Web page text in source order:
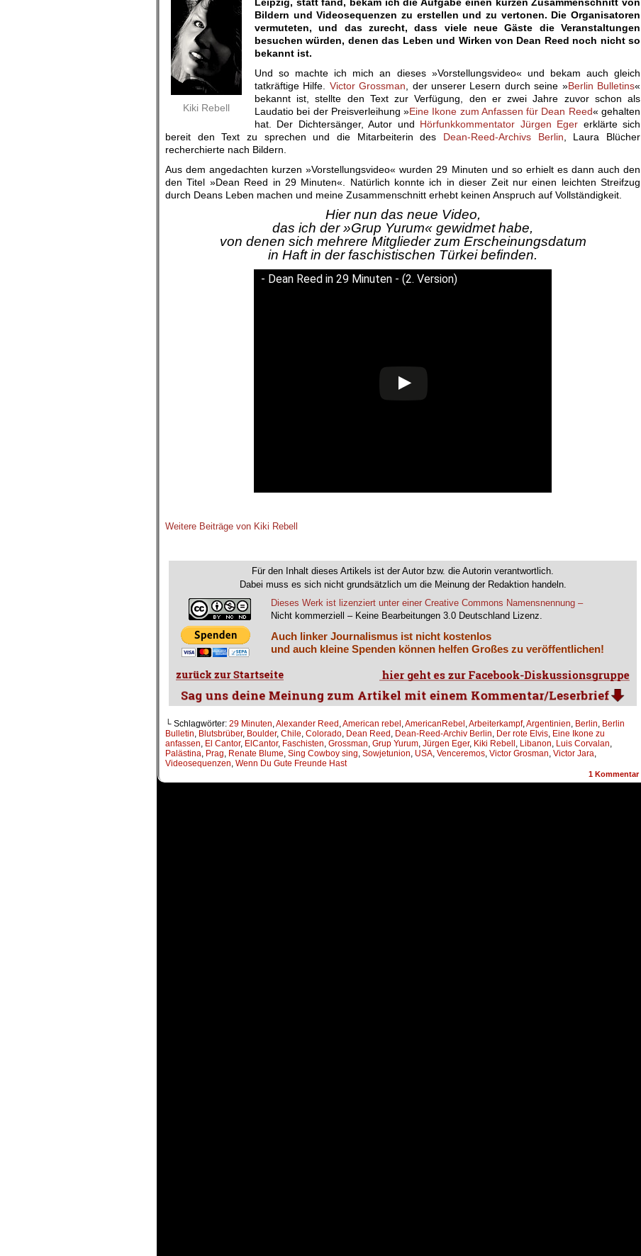
Kiki Rebell
Bildern und Videosequenzen zu erstellen und zu vertonen. Die Organisatoren
vermuteten, und das zurecht, dass viele neue Gäste die Veranstaltungen
besuchen würden, denen das Leben und Wirken von Dean Reed noch nicht so
bekannt ist.
Und so machte ich mich an dieses »Vorstellungsvideo« und bekam auch gleich
tatkräftige Hilfe. Victor Grossman , der unserer Lesern durch seine »Berlin Bulletins«
bekannt ist, stellte den Text zur Verfügung, den er zwei Jahre zuvor schon als
Laudatio bei der Preisverleihung »Eine Ikone zum Anfassen für Dean Reed« gehalten
hat. Der Dichtersänger, Autor und Hörfunkkommentator Jürgen Eger erklärte sich
bereit den Text zu sprechen und die Mitarbeiterin des Dean-Reed-Archivs Berlin , Laura Blücher
recherchierte nach Bildern.
Aus dem angedachten kurzen »Vorstellungsvideo« wurden 29 Minuten und so erhielt es dann auch den
den Titel »Dean Reed in 29 Minuten«. Natürlich konnte ich in dieser Zeit nur einen leichten Streifzug
durch Deans Leben machen und meine Zusammenschnitt erhebt keinen Anspruch auf Vollständigkeit.
Hier nun das neue Video,
das ich der »Grup Yurum« gewidmet habe,
von denen sich mehrere Mitglieder zum Erscheinungsdatum
in Haft in der faschistischen Türkei befinden.
- Dean Reed in 29 Minuten - (2. Version)
Weitere Beiträge von Kiki Rebell
Für den Inhalt dieses Artikels ist der Autor bzw. die Autorin verantwortlich.
Dabei muss es sich nicht grundsätzlich um die Meinung der Redaktion handeln.
Dieses Werk ist lizenziert unter einer Creative Commons Namensnennung –
Nicht kommerziell – Keine Bearbeitungen 3.0 Deutschland Lizenz.
Auch linker Journalismus ist nicht kostenlos
und auch kleine Spenden können helfen Großes zu veröffentlichen!
└ Schlagwörter: 29 Minuten,Alexander Reed ,American rebel ,AmericanRebel ,Arbeiterkampf,Argentinien, Berlin, Berlin
Bulletin, Blutsbrüber, Boulder, Chile, Colorado, Dean Reed , Dean-Reed-Archiv Berlin, Der rote Elvis, Eine Ikone zu
anfassen, El Cantor, ElCantor, Faschisten, Grossman, Grup Yurum, Jürgen Eger, Kiki Rebell , Libanon, Luis Corvalan,
Palästina, Prag, Renate Blume, Sing Cowboy sing, Sowjetunion, USA, Venceremos, Victor Grosman, Victor Jara,
Videosequenzen, Wenn Du Gute Freunde Hast
1 Kommentar